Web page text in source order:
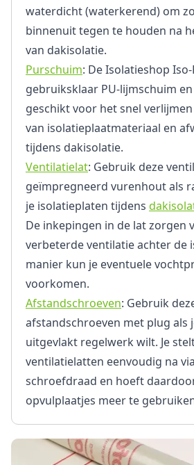
waterdicht (waterkerend) om
binnenuit tegen te houden na
van dakisolatie.
Purschuim: De Isolatieshop Iso-
gebruiksklaar PU-lijmschuim en
geschikt voor het snel
van isolatieplaatmateriaal en
tijdens dakisolatie.
Ventilatielat: Gebruik deze
geïmpregneerd vurenhout als
je isolatieplaten tijdens
De inkepingen in de lat zorgen
verbeterde ventilatie achter de
manier kun je eventuele
voorkomen.
Afstandschroeven: Gebruik
afstandschroeven met plug als
uitgevlakt regelwerk wilt. Je
ventilatielatten eenvoudig na
schroefdraad en hoeft
opvulplaatjes meer te